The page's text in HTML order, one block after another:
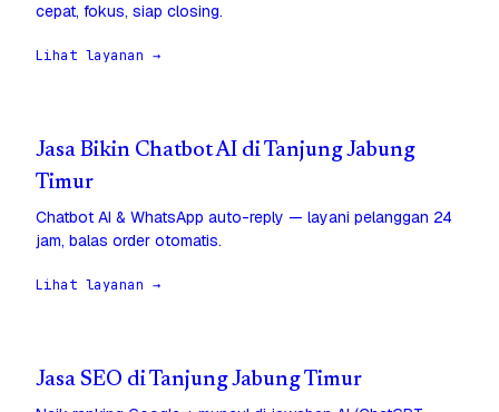
cepat, fokus, siap closing.
Lihat layanan →
Jasa Bikin Chatbot AI di Tanjung Jabung
Timur
Chatbot AI & WhatsApp auto-reply — layani pelanggan 24
jam, balas order otomatis.
Lihat layanan →
Jasa SEO di Tanjung Jabung Timur